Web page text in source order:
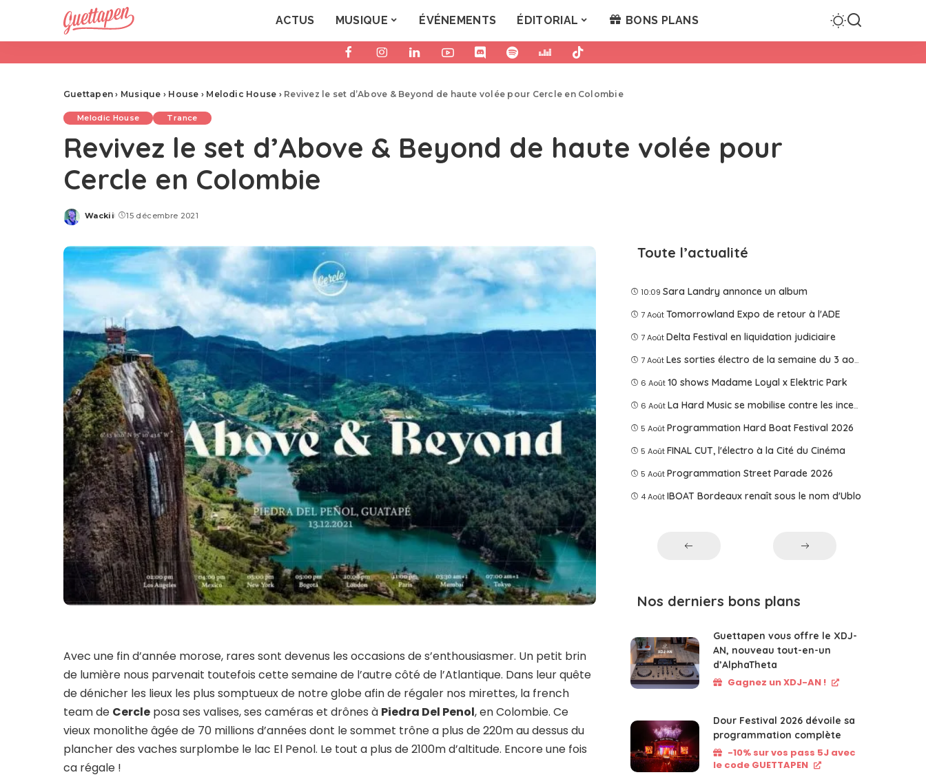
ACTUS MUSIQUE ÉVÉNEMENTS ÉDITORIAL BONS PLANS
Guettapen › Musique › House › Melodic House › Revivez le set d’Above & Beyond de haute volée pour Cercle en Colombie
Melodic House Trance
Revivez le set d’Above & Beyond de haute volée pour
Cercle en Colombie
Posted
Wackii 15 décembre 2021
Avec une fin d’année morose, rares sont devenus les occasions de s’enthousiasmer. Un petit brin
de lumière nous parvenait toutefois cette semaine de l’autre côté de l’Atlantique. Dans leur quête
de dénicher les lieux les plus somptueux de notre globe afin de régaler nos mirettes, la french
team de Cercle posa ses valises, ses caméras et drônes à Piedra Del Penol, en Colombie. Ce
vieux monolithe âgée de 70 millions d’années dont le sommet trône a plus de 220m au dessus du
plancher des vaches surplombe le lac El Penol. Le tout a plus de 2100m d’altitude. Encore une fois
ca régale !
Toute l’actualité
10:09 Sara Landry annonce un album
7 Août Tomorrowland Expo de retour à l'ADE
7 Août Delta Festival en liquidation judiciaire
7 Août Les sorties électro de la semaine du 3 août 2026
6 Août 10 shows Madame Loyal x Elektric Park
6 Août La Hard Music se mobilise contre les incendies
5 Août Programmation Hard Boat Festival 2026
5 Août FINAL CUT, l'électro à la Cité du Cinéma
5 Août Programmation Street Parade 2026
4 Août IBOAT Bordeaux renaît sous le nom d'Ublo
Nos derniers bons plans
Guettapen vous offre le XDJ-
AN, nouveau tout-en-un
d’AlphaTheta
Gagnez un XDJ-AN !
Dour Festival 2026 dévoile sa
programmation complète
-10% sur vos pass 5J avec
le code GUETTAPEN